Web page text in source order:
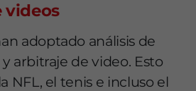
videos
adoptado análisis de
arbitraje de video. Esto
NFL, el tenis e incluso el